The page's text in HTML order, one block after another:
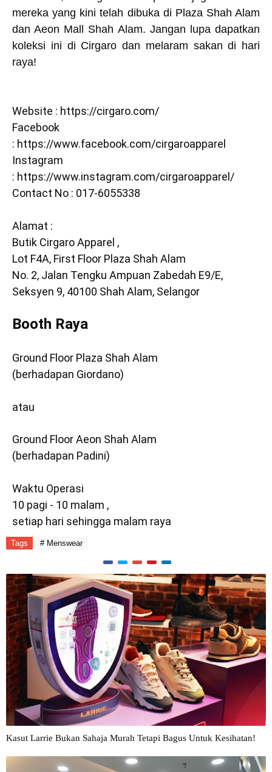
mereka yang kini telah dibuka di Plaza Shah Alam
dan Aeon Mall Shah Alam. Jangan lupa dapatkan
koleksi ini di Cirgaro dan melaram sakan di hari
raya!
Website : https://cirgaro.com/
Facebook
: https://www.facebook.com/cirgaroapparel
Instagram
: https://www.instagram.com/cirgaroapparel/
Contact No : 017-6055338
Alamat :
Butik Cirgaro Apparel ,
Lot F4A, First Floor Plaza Shah Alam
No. 2, Jalan Tengku Ampuan Zabedah E9/E,
Seksyen 9, 40100 Shah Alam, Selangor
Booth Raya
Ground Floor Plaza Shah Alam
(berhadapan Giordano)
atau
Ground Floor Aeon Shah Alam
(berhadapan Padini)
Waktu Operasi
10 pagi - 10 malam ,
setiap hari sehingga malam raya
Tags # Menswear
Kasut Larrie Bukan Sahaja Murah Tetapi Bagus Untuk Kesihatan!